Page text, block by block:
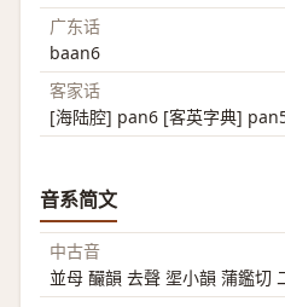
广东话
baan6
客家话
[海陆腔] pan6 [客英字典]
音系简文
中古音
並母 釅韻 去聲 埿小韻 蒲鑑切